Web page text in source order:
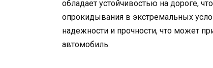
обладает устойчивостью на дороге,
опрокидывания в экстремальных
надежности и прочности, что может
автомобиль.